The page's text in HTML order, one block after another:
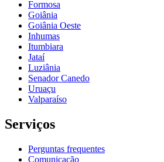
Formosa
Goiânia
Goiânia Oeste
Inhumas
Itumbiara
Jataí
Luziânia
Senador Canedo
Uruaçu
Valparaíso
Serviços
Perguntas frequentes
Comunicação